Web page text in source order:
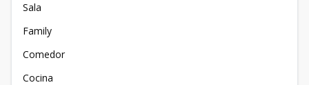
Sala
Family
Comedor
Cocina